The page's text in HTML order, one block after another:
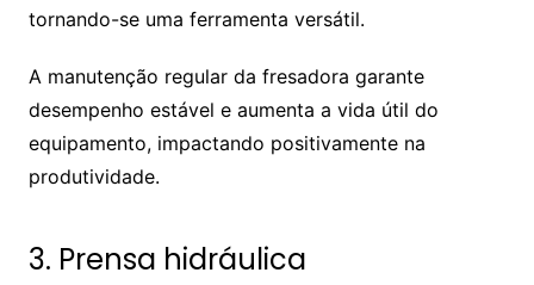
tornando-se uma ferramenta versátil.
A manutenção regular da fresadora garante
desempenho estável e aumenta a vida útil do
equipamento, impactando positivamente na
produtividade.
3. Prensa hidráulica